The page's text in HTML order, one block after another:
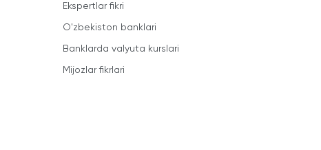
Ekspertlar fikri
O'zbekiston banklari
Banklarda valyuta kurslari
Mijozlar fikrlari